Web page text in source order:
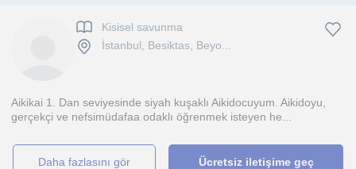
Kisisel savunma
İstanbul, Besiktas, Beyo...
Aikikai 1. Dan seviyesinde siyah kuşaklı Aikidocuyum. Aikidoyu,
gerçekçi ve nefsimüdafaa odaklı öğrenmek isteyen he...
daha fazlasını gör Ücretsiz iletişime geç